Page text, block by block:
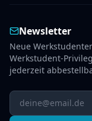
Newsletter
Neue
Werkstudent-
jederzeit